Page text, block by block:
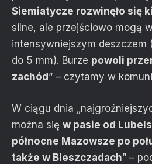
Siemiatycze rozwinęło się
silne, ale przejściowo mogą
intensywniejszym deszczem
do 5 mm). Burze powoli
zachód” – czytamy w
W ciągu dnia
można się w pasie od
północne Mazowsze po
także w Bieszczadach” –